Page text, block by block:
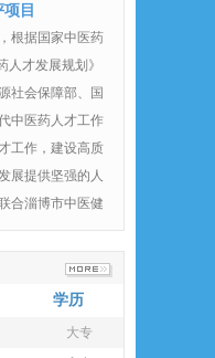
100.00元
100.00元
100.00元
100.00元
100.00元
目
根据国家中医药
人才发展规划》
社会保障部、国
中医药人才工作
工作，建设高质
展提供坚强的人
合淄博市中医健
学历
大专